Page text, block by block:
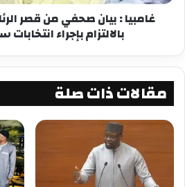
غامبيا : بيان صحفي من قصر
بالالتزام بإجراء
مقالات ذات صلة